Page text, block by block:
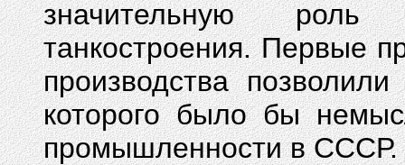
значительную роль
танкостроения. Первые
производства
которого было бы
промышленности в СССР.